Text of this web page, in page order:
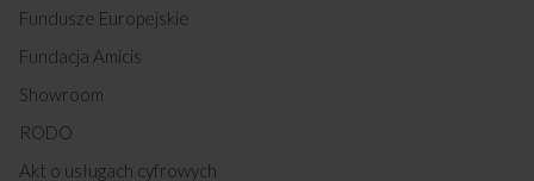
Fundusze Europejskie
Fundacja Amicis
Showroom
RODO
Akt o usługach cyfrowych